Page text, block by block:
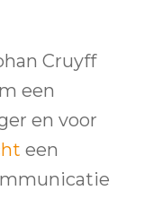
Cruyff
een
en voor
een